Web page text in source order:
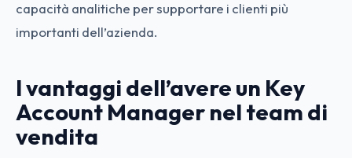
capacità analitiche per supportare i clienti più
importanti dell’azienda.
I vantaggi dell’avere un Key
Account Manager nel team di
vendita